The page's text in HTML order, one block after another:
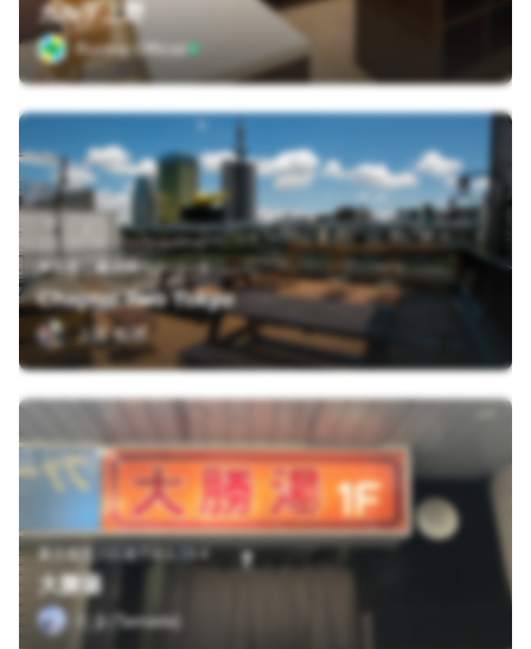
カルド上野
Runtrip Official
東京都台東区雷門２−１−６
Chapter Two Tokyo
上田 拓明
東京都荒川区南千住1-19-4
大勝湯
たま(Tamada)